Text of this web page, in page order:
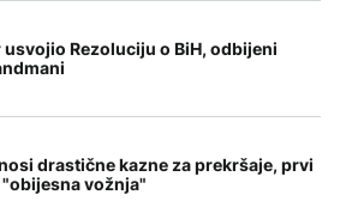
Rezoluciju o BiH, odbijeni
drastične kazne za prekršaje, prvi
vožnja"